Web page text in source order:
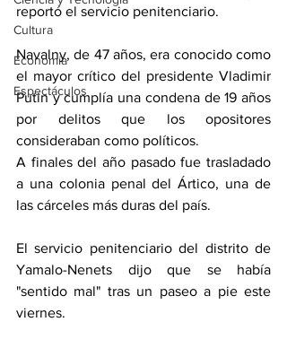
Cultura
Economía
Espectáculos
reportó el servicio penitenciario.
Navalny, de 47 años, era conocido como
el mayor crítico del presidente Vladimir
Putin y cumplía una condena de 19 años
por delitos que los opositores
consideraban como políticos.
A finales del año pasado fue trasladado
a una colonia penal del Ártico, una de
las cárceles más duras del país.
El servicio penitenciario del distrito de
Yamalo-Nenets dijo que se había
"sentido mal" tras un paseo a pie este
viernes.